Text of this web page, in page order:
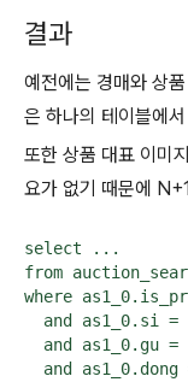
결과
예전에는 경매와 상
은 하나의 테이블에
또한 상품 대표 이미
요가 없기 때문에
select ...
from
where
and as1_0.si =
and as1_0.gu =
and as1_0.dong